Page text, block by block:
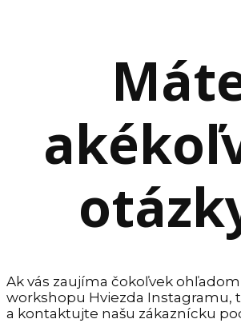
Ak vás zaujíma čokoľvek
workshopu Hviezda Instagramu,
a kontaktujte našu zákaznícku